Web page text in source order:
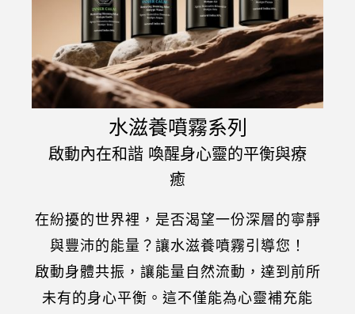
水滋養噴霧系列
啟動內在和諧 喚醒身心靈的平衡與療
癒
在紛擾的世界裡，是否渴望一份深層的寧靜
與豐沛的能量？讓水滋養噴霧引導您！
啟動身體共振，讓能量自然流動，達到前所
未有的身心平衡。這不僅能為心靈補充能